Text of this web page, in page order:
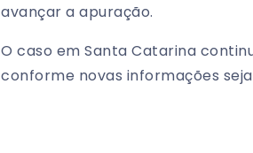
avançar a apuração.
O caso em Santa Catarina
conforme novas informações